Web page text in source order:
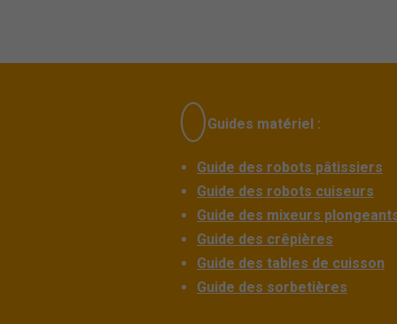
Guides matériel :
Guide des robots pâtissiers
Guide des robots cuiseurs
Guide des mixeurs
Guide des crêpières
Guide des tables de cuisson
Guide des sorbetières